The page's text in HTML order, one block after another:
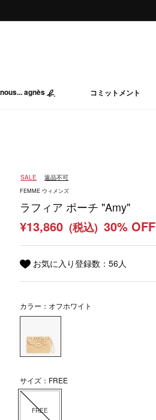
agnès コミットメント
SALE 返品不可
FEMME ウィメンズ
ラフィア ポーチ "Amy"
¥13,860 (税込) 30% OFF
お気に入り登録数：56人
カラー：オフホワイト
サイズ：FREE
FREE